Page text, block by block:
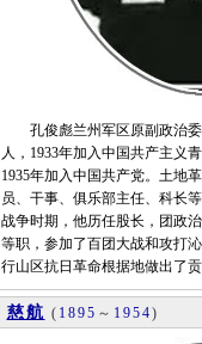
孔俊彪兰州军区原副政治委
人，1933年加入中国共产主义
1935年加入中国共产党。土地
员、干事、俱乐部主任、科长
战争时期，他历任股长，团政
等职，参加了百团大战和攻打
行山区抗日革命根据地做出了
慈航 ( 1895 ～ 1954)